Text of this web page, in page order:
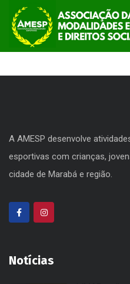
A AMESP desenvolve
esportivas com crianças,
cidade de Marabá e região.
Notícias